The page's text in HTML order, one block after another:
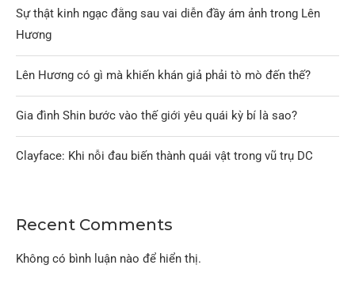
Sự thật kinh ngạc đằng sau vai diễn đầy ám ảnh trong Lên
Hương
Lên Hương có gì mà khiến khán giả phải tò mò đến thế?
Gia đình Shin bước vào thế giới yêu quái kỳ bí là sao?
Clayface: Khi nỗi đau biến thành quái vật trong vũ trụ DC
Recent Comments
Không có bình luận nào để hiển thị.